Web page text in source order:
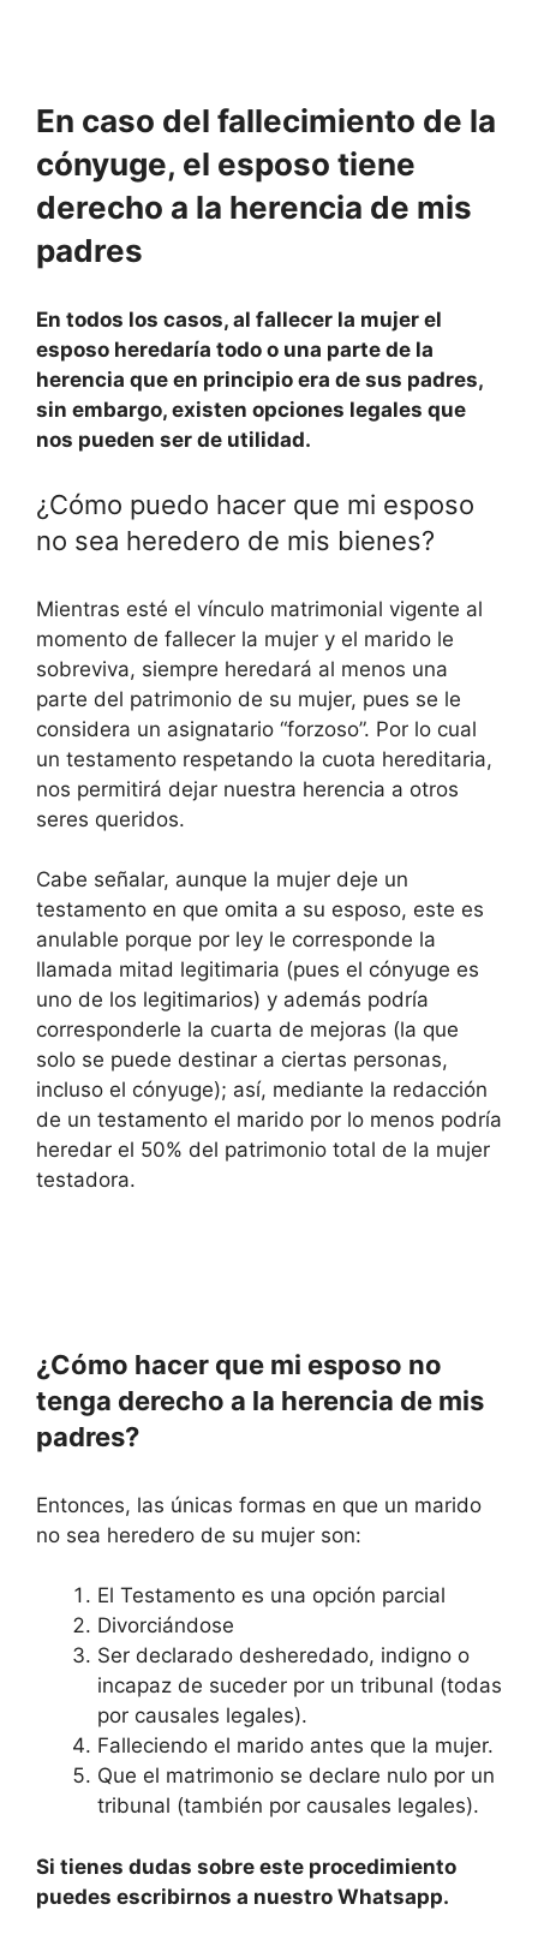
En caso del fallecimiento de la
cónyuge, el esposo tiene
derecho a la herencia de mis
padres
En todos los casos, al fallecer la mujer el
esposo heredaría todo o una parte de la
herencia que en principio era de sus padres,
sin embargo, existen opciones legales que
nos pueden ser de utilidad.
¿Cómo puedo hacer que mi esposo
no sea heredero de mis bienes?
Mientras esté el vínculo matrimonial vigente al
momento de fallecer la mujer y el marido le
sobreviva, siempre heredará al menos una
parte del patrimonio de su mujer, pues se le
considera un asignatario “forzoso”. Por lo cual
un testamento respetando la cuota hereditaria,
nos permitirá dejar nuestra herencia a otros
seres queridos.
Cabe señalar, aunque la mujer deje un
testamento en que omita a su esposo, este es
anulable porque por ley le corresponde la
llamada mitad legitimaria (pues el cónyuge es
uno de los legitimarios) y además podría
corresponderle la cuarta de mejoras (la que
solo se puede destinar a ciertas personas,
incluso el cónyuge); así, mediante la redacción
de un testamento el marido por lo menos podría
heredar el 50% del patrimonio total de la mujer
testadora.
¿Cómo hacer que mi esposo no
tenga derecho a la herencia de mis
padres?
Entonces, las únicas formas en que un marido
no sea heredero de su mujer son:
El Testamento es una opción parcial
Divorciándose
Ser declarado desheredado, indigno o
incapaz de suceder por un tribunal (todas
por causales legales).
Falleciendo el marido antes que la mujer.
Que el matrimonio se declare nulo por un
tribunal (también por causales legales).
Si tienes dudas sobre este procedimiento
puedes escribirnos a nuestro Whatsapp.